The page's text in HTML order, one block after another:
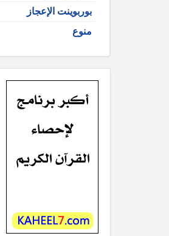
بوربوينت الإعجاز
منوع